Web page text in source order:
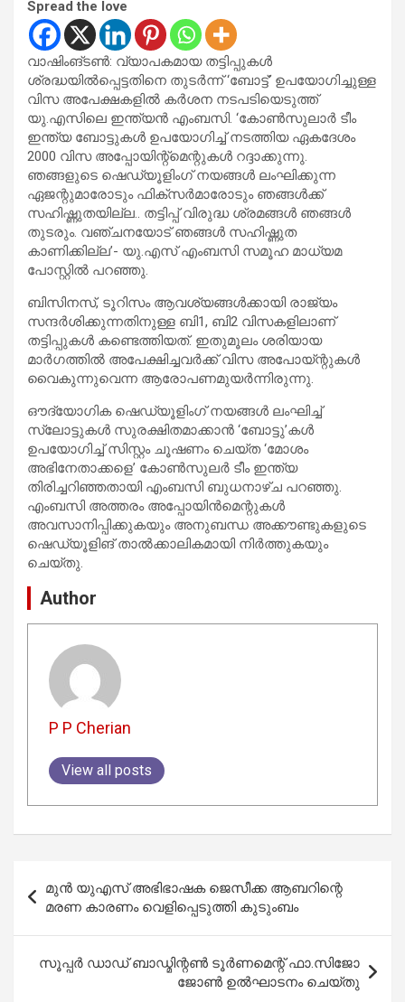
Spread the love
വാഷിംങ്ടൺ: വ്യാപകമായ തട്ടിപ്പുകൾ
ശ്രദ്ധയിൽപ്പെട്ടതിനെ തുടർന്ന് ‘ബോട്ട്’ ഉപയോഗിച്ചുള്ള
വിസ അപേക്ഷകളിൽ കർശന നടപടിയെടുത്ത്
യു.എസിലെ ഇന്ത്യൻ എംബസി. ‘കോൺസുലാർ ടീം
ഇന്ത്യ ബോട്ടുകൾ ഉപയോഗിച്ച് നടത്തിയ ഏകദേശം
2000 വിസ അപ്പോയിന്റ്മെന്റുകൾ റദ്ദാക്കുന്നു.
ഞങ്ങളുടെ ഷെഡ്യൂളിംഗ് നയങ്ങൾ ലംഘിക്കുന്ന
ഏജന്റുമാരോടും ഫിക്സർമാരോടും ഞങ്ങൾക്ക്
സഹിഷ്ണുതയില്ല.. തട്ടിപ്പ് വിരുദ്ധ ശ്രമങ്ങൾ ഞങ്ങൾ
തുടരും. വഞ്ചനയോട് ഞങ്ങൾ സഹിഷ്ണുത
കാണിക്കില്ല’- യു.എസ് എംബസി സമൂഹ മാധ്യമ
പോസ്റ്റിൽ പറഞ്ഞു.
ബിസിനസ്, ടൂറിസം ആവശ്യങ്ങൾക്കായി രാജ്യം
സന്ദർശിക്കുന്നതിനുള്ള ബി1, ബി2 വിസകളിലാണ്
തട്ടിപ്പുകൾ കണ്ടെത്തിയത്. ഇതുമൂലം ശരിയായ
മാർഗത്തിൽ അപേക്ഷിച്ചവർക്ക് വിസ അപോയ്ന്റുകൾ
വൈകുന്നുവെന്ന ആരോപണമുയർന്നിരുന്നു.
ഔദ്യോഗിക ഷെഡ്യൂളിംഗ് നയങ്ങൾ ലംഘിച്ച്
സ്ലോട്ടുകൾ സുരക്ഷിതമാക്കാൻ ‘ബോട്ടു’കൾ
ഉപയോഗിച്ച് സിസ്റ്റം ചൂഷണം ചെയ്ത ‘മോശം
അഭിനേതാക്കളെ’ കോൺസുലർ ടീം ഇന്ത്യ
തിരിച്ചറിഞ്ഞതായി എംബസി ബുധനാഴ്ച പറഞ്ഞു.
എംബസി അത്തരം അപ്പോയിൻമെന്റുകൾ
അവസാനിപ്പിക്കുകയും അനുബന്ധ അക്കൗണ്ടുകളുടെ
ഷെഡ്യൂളിങ് താൽക്കാലികമായി നിർത്തുകയും
ചെയ്തു.
Author
P P Cherian
View all posts
navigation
മുൻ യുഎസ് അഭിഭാഷക ജെസീക്ക ആബറിന്റെ
മരണ കാരണം വെളിപ്പെടുത്തി കുടുംബം
സൂപ്പർ ഡാഡ് ബാഡ്മിന്റൺ ടൂർണമെന്റ് ഫാ.സിജോ
ജോൺ ഉൽഘാടനം ചെയ്തു